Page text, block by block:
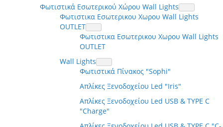
Φωτιστικά Εσωτερικού Χώρου Wall Lights
Φωτιστικα Εσωτερικου Χωρου Wall Lights
OUTLET
Φωτιστικα Εσωτερικου Χωρου Wall Lights
OUTLET
Wall Lights
Φωτιστικά Πίνακος "Sophi"
Απλίκες Ξενοδοχείου Led "Iris"
Απλίκες Ξενοδοχείου Led USB & TYPE C
"Charge"